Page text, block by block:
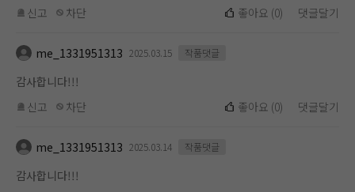
신고
차단 좋아요 (0) 댓글달기
me_1331951313 2025.03.15 작품댓글
감사합니다!!!
신고
차단 좋아요 (0) 댓글달기
me_1331951313 2025.03.14 작품댓글
감사합니다!!!